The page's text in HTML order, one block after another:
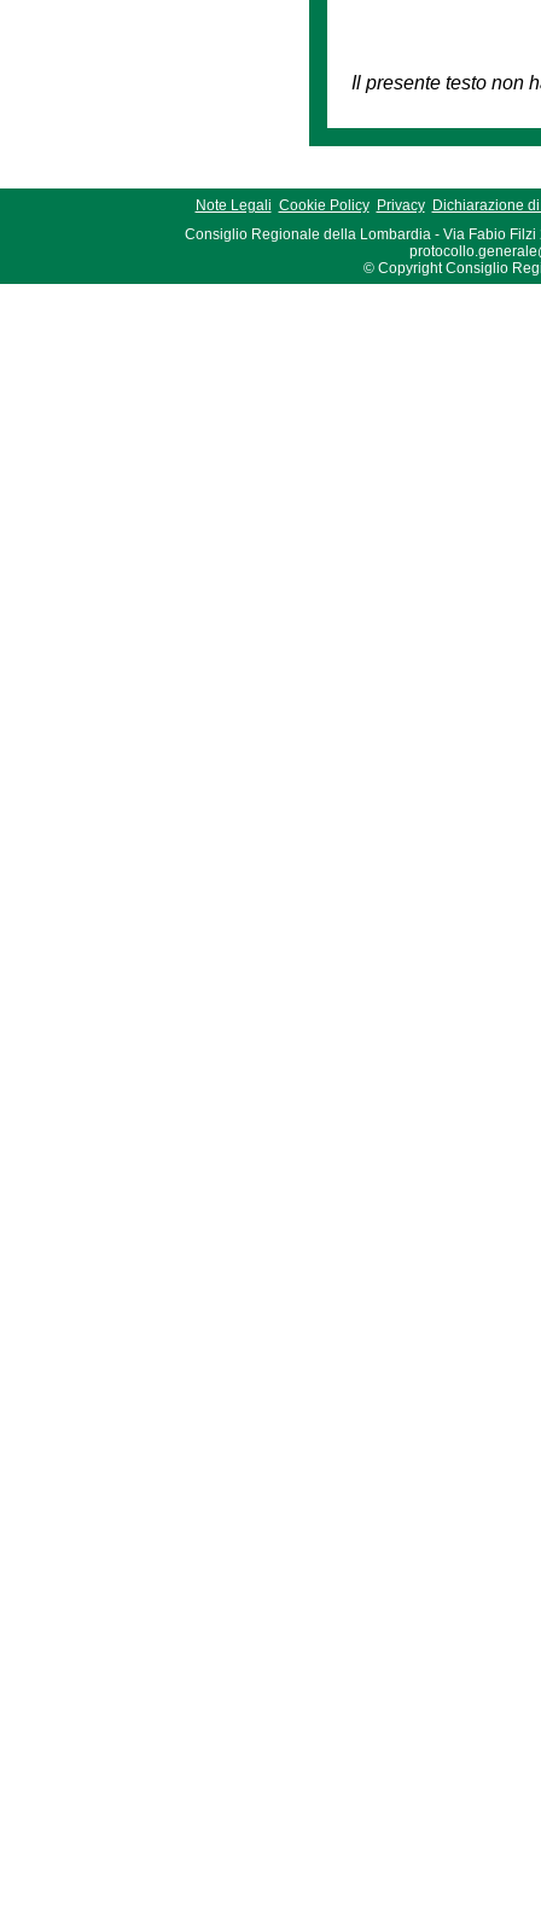
Il presente testo non
Note Legali Cookie Policy Privacy
Dichiarazione
Consiglio Regionale della Lombardia - Via Fabio Filzi
© Copyright Consiglio